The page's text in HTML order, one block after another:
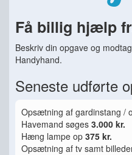
Få billig hjælp
Beskriv din opgave og
Handyhand.
Seneste udførte
Opsætning af gardinstang /
Havemand søges 3.000 kr.
Hæng lampe op 375 kr.
Opsætning af tv samt